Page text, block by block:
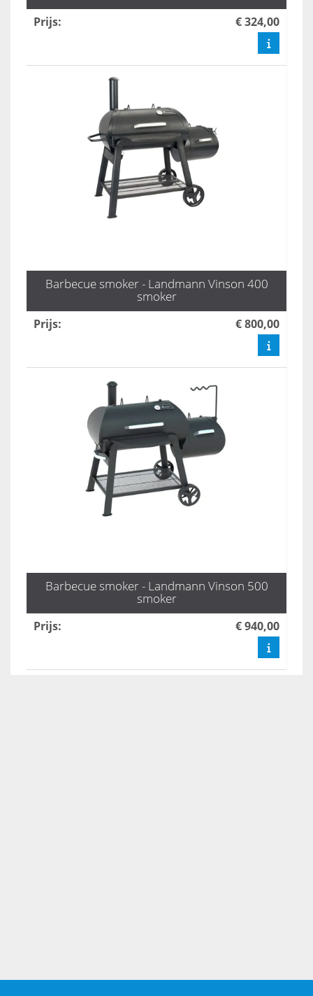
Prijs: € 324,00
Barbecue smoker - Landmann Vinson 400
smoker
Prijs: € 800,00
Barbecue smoker - Landmann Vinson 500
smoker
Prijs: € 940,00